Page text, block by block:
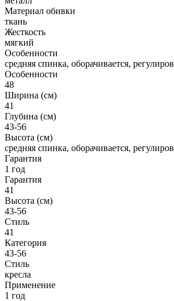
Материал обивки
ткань
Жесткость
мягкий
Особенности
средняя спинка, оборачивается,
Особенности
48
Ширина (см)
41
Глубина (см)
43-56
Высота (см)
средняя спинка, оборачивается,
Гарантия
1 год
Гарантия
41
Высота (см)
43-56
Стиль
41
Категория
43-56
Стиль
кресла
Применение
1 год